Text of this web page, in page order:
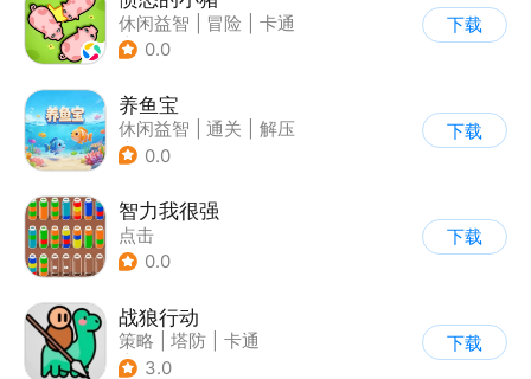
休闲益智 冒险
卡通
| Q版
0.0
下载
养鱼宝
休闲益智 通关
解压
| 卡通
0.0
下载
智力我很强
点击
0.0
下载
战狼行动
策略 塔防
卡通
| 休闲益智
3.0
下载